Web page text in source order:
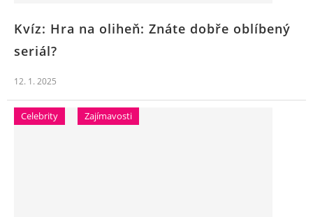
Kvíz: Hra na oliheň: Znáte dobře oblíbený
seriál?
12. 1. 2025
Celebrity Zajímavosti